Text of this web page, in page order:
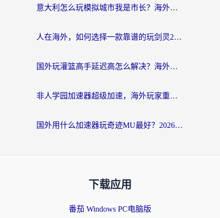
意大利怎么玩模拟城市我是市长？海外党国服游戏加速终极攻略（附三国3量子特攻解决办法）
人在海外，如何选择一款靠谱的玩剑灵2加速器？
国外玩灌篮高手延迟高怎么解决？海外玩家国服游戏加速终极指南
非人学园加速器超级加速，海外玩家重返国服的通行证
国外用什么加速器玩奇迹MU最好？2026海外玩家国服游戏加速全攻略
下载应用
番茄 Windows PC电脑版